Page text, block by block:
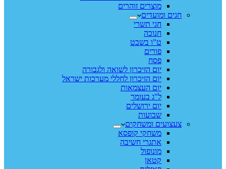
מוצרים זוהרים
חגים ומועדים
חגי תשרי
חנוכה
ט"ו בשבט
פורים
פסח
יום הזיכרון לשואה ולגבורה
יום הזיכרון לחללי מערכות ישראל
יום העצמאות
ל"ג בעומר
יום ירושלים
שבועות
צעצועים ומשחקים
משחקי קופסא
אתגרי חשיבה
מונופול
קטאן